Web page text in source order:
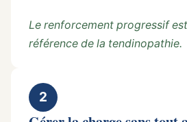
Le renforcement progressif
référence de la tendinopathie.
2